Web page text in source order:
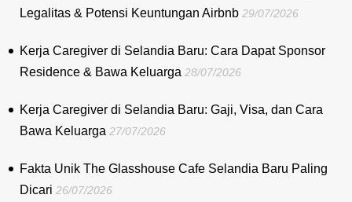
Legalitas & Potensi Keuntungan Airbnb 29/07/2026
Kerja Caregiver di Selandia Baru: Cara Dapat Sponsor
Residence & Bawa Keluarga 28/07/2026
Kerja Caregiver di Selandia Baru: Gaji, Visa, dan Cara
Bawa Keluarga 27/07/2026
Fakta Unik The Glasshouse Cafe Selandia Baru Paling
Dicari 26/07/2026